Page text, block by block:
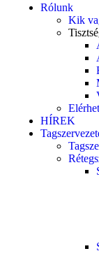
Rólunk
Kik
HÍREK